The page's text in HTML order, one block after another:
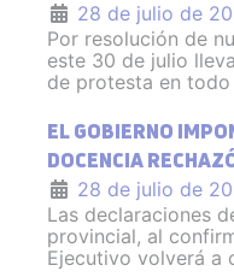
28 de julio de
Por resolución de
este 30 de julio
de protesta en
EL GOBIERNO
DOCENCIA
28 de julio de
Las declaraciones
provincial, al
Ejecutivo volverá a